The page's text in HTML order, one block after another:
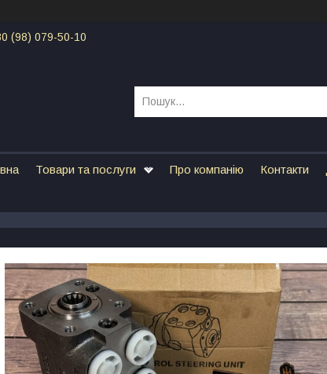
(98) 079-50-10
Товари та послуги Про компанію Контакти